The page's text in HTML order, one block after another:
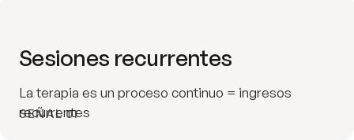
SEÑAL 01
Sesiones recurrentes
La terapia es un proceso continuo = ingresos
recurrentes